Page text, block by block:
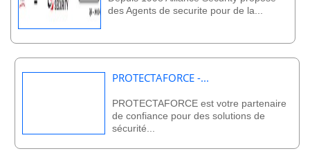
des Agents de securite pour de la...
PROTECTAFORCE -...
PROTECTAFORCE est votre partenaire
de confiance pour des solutions de
sécurité...